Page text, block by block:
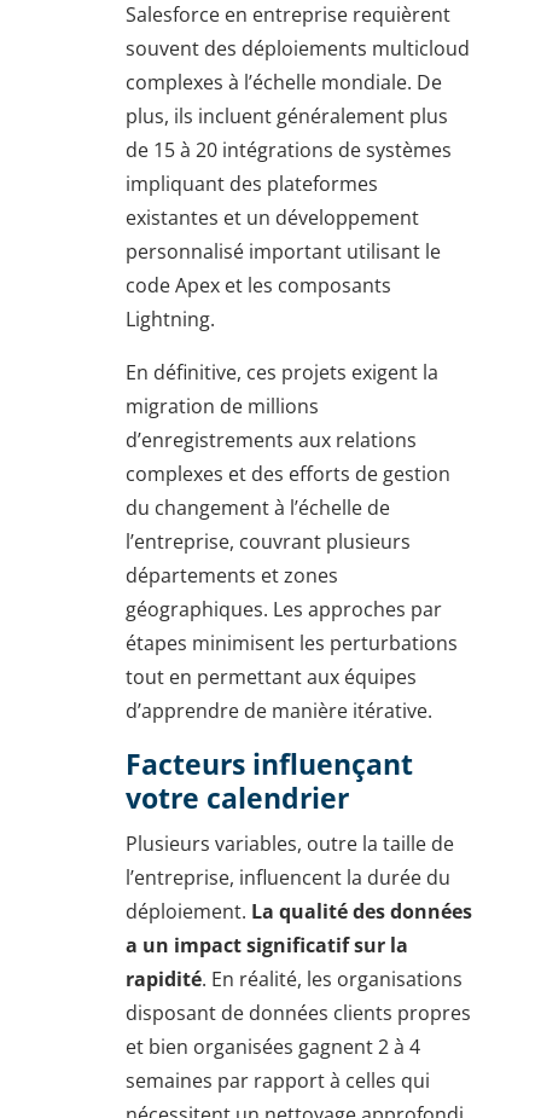
Salesforce en entreprise requièrent
souvent des déploiements multicloud
complexes à l’échelle mondiale. De
plus, ils incluent généralement plus
de 15 à 20 intégrations de systèmes
impliquant des plateformes
existantes et un développement
personnalisé important utilisant le
code Apex et les composants
Lightning.
En définitive, ces projets exigent la
migration de millions
d’enregistrements aux relations
complexes et des efforts de gestion
du changement à l’échelle de
l’entreprise, couvrant plusieurs
départements et zones
géographiques. Les approches par
étapes minimisent les perturbations
tout en permettant aux équipes
d’apprendre de manière itérative.
Facteurs influençant
votre calendrier
Plusieurs variables, outre la taille de
l’entreprise, influencent la durée du
déploiement. La qualité des données
a un impact significatif sur la
rapidité. En réalité, les organisations
disposant de données clients propres
et bien organisées gagnent 2 à 4
semaines par rapport à celles qui